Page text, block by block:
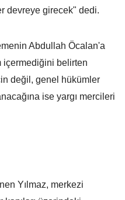
devreye girecek" dedi.
Abdullah Öcalan'a
içermediğini belirten
değil, genel hükümler
ise yargı mercileri
Yılmaz, merkezi